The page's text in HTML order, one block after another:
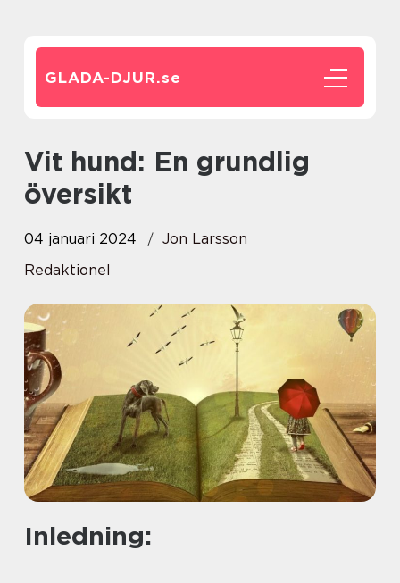
GLADA-DJUR.se
Vit hund: En grundlig
översikt
04 januari 2024
Jon Larsson
Redaktionel
Inledning: